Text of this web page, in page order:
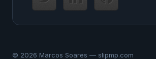
© 2026 Marcos Soares — slipmp.com